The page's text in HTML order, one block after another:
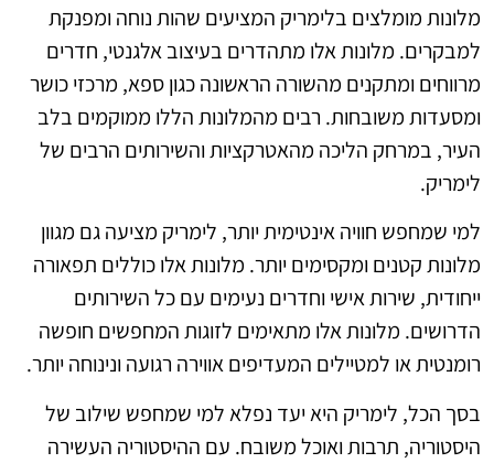
מלונות מומלצים בלימריק המציעים שהות נוחה ומפנקת
למבקרים. מלונות אלו מתהדרים בעיצוב אלגנטי, חדרים
מרווחים ומתקנים מהשורה הראשונה כגון ספא, מרכזי כושר
ומסעדות משובחות. רבים מהמלונות הללו ממוקמים בלב
העיר, במרחק הליכה מהאטרקציות והשירותים הרבים של
לימריק.
למי שמחפש חוויה אינטימית יותר, לימריק מציעה גם מגוון
מלונות קטנים ומקסימים יותר. מלונות אלו כוללים תפאורה
ייחודית, שירות אישי וחדרים נעימים עם כל השירותים
הדרושים. מלונות אלו מתאימים לזוגות המחפשים חופשה
רומנטית או למטיילים המעדיפים אווירה רגועה ונינוחה יותר.
בסך הכל, לימריק היא יעד נפלא למי שמחפש שילוב של
היסטוריה, תרבות ואוכל משובח. עם ההיסטוריה העשירה